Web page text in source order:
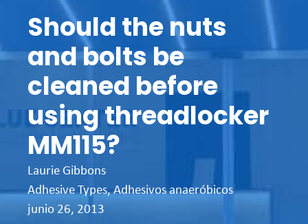
Should the nuts
and bolts be
cleaned before
using threadlocker
MM115?
Laurie Gibbons
Adhesive Types,Adhesivos anaeróbicos
junio 26, 2013